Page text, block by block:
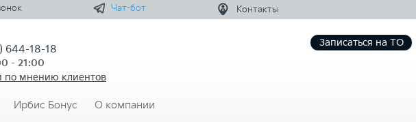
Чат-бот Контакты
644-18-18
- 21:00
Ирбис Бонус О компании
Записаться на ТО